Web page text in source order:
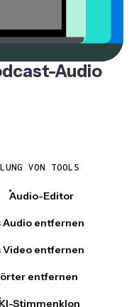
Audio
VON TOOLS
Audio-Editor
entfernen
entfernen
entfernen
Stimmenklon